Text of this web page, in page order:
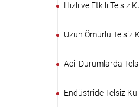
Hızlı ve Etkili Telsiz
Uzun Ömürlü Telsiz
Acil Durumlarda
Endüstride Telsiz